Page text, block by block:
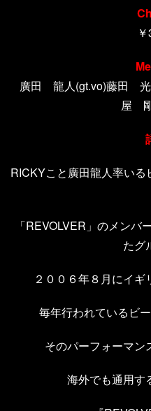
廣田 龍人(gt.vo)藤田
屋
RICKYこと廣田龍人率い
「REVOLVER」のメン
たグ
２００６年８月にイギ
毎年行われているビ
そのパーフォーマン
海外でも通用す